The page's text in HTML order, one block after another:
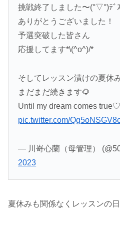
挑戦終了しました〜(°▽°)ﾃﾞ
ありがとうございました！
予選突破した皆さん
応援してます*\(^o^)/*
そしてレッスン漬けの夏休
まだまだ続きます🌻
Until my dream comes true♡
pic.twitter.com/
— 川嵜心蘭（母管理）
2023
夏休みも関係なくレッスンの